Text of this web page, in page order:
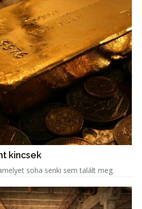
kincsek
soha senki sem talált meg.